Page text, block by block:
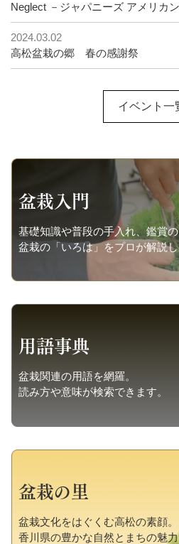
Neglect －ジャパニーズ アメリカ
2024.03.02
高松盆栽の郷 春の感謝祭
イベント一
盆栽入門
基礎知識や普段の手入れ、鑑賞
盆栽の「いろは」をプロが解説し
用語事典
盆栽関連の用語を網羅。
読み方や意味が検索できます。
盆栽の里
盆栽文化をはぐくむ高松の素顔。
香川県の豊かな自然とまちの魅